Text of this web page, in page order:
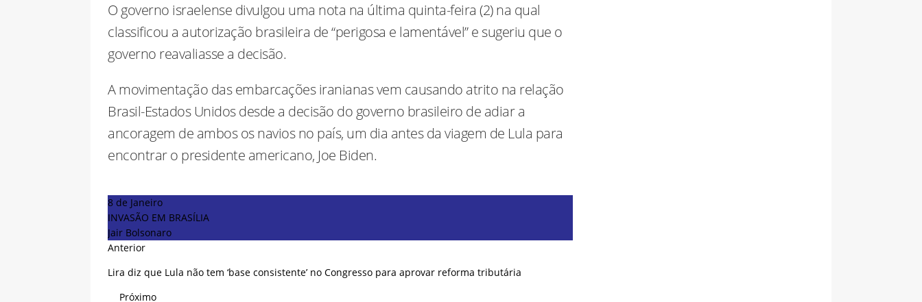
O governo israelense divulgou uma nota na última quinta-feira (2) na qual
classificou a autorização brasileira de “perigosa e lamentável” e sugeriu que o
governo reavaliasse a decisão.
A movimentação das embarcações iranianas vem causando atrito na relação
Brasil-Estados Unidos desde a decisão do governo brasileiro de adiar a
ancoragem de ambos os navios no país, um dia antes da viagem de Lula para
encontrar o presidente americano, Joe Biden.
8 de Janeiro
INVASÃO EM BRASÍLIA
Jair Bolsonaro
Anterior
Lira diz que Lula não tem ‘base consistente’ no Congresso para aprovar reforma tributária
Próximo